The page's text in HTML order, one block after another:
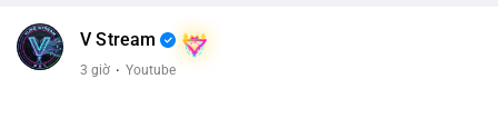
V Stream
3 giờ · Youtube